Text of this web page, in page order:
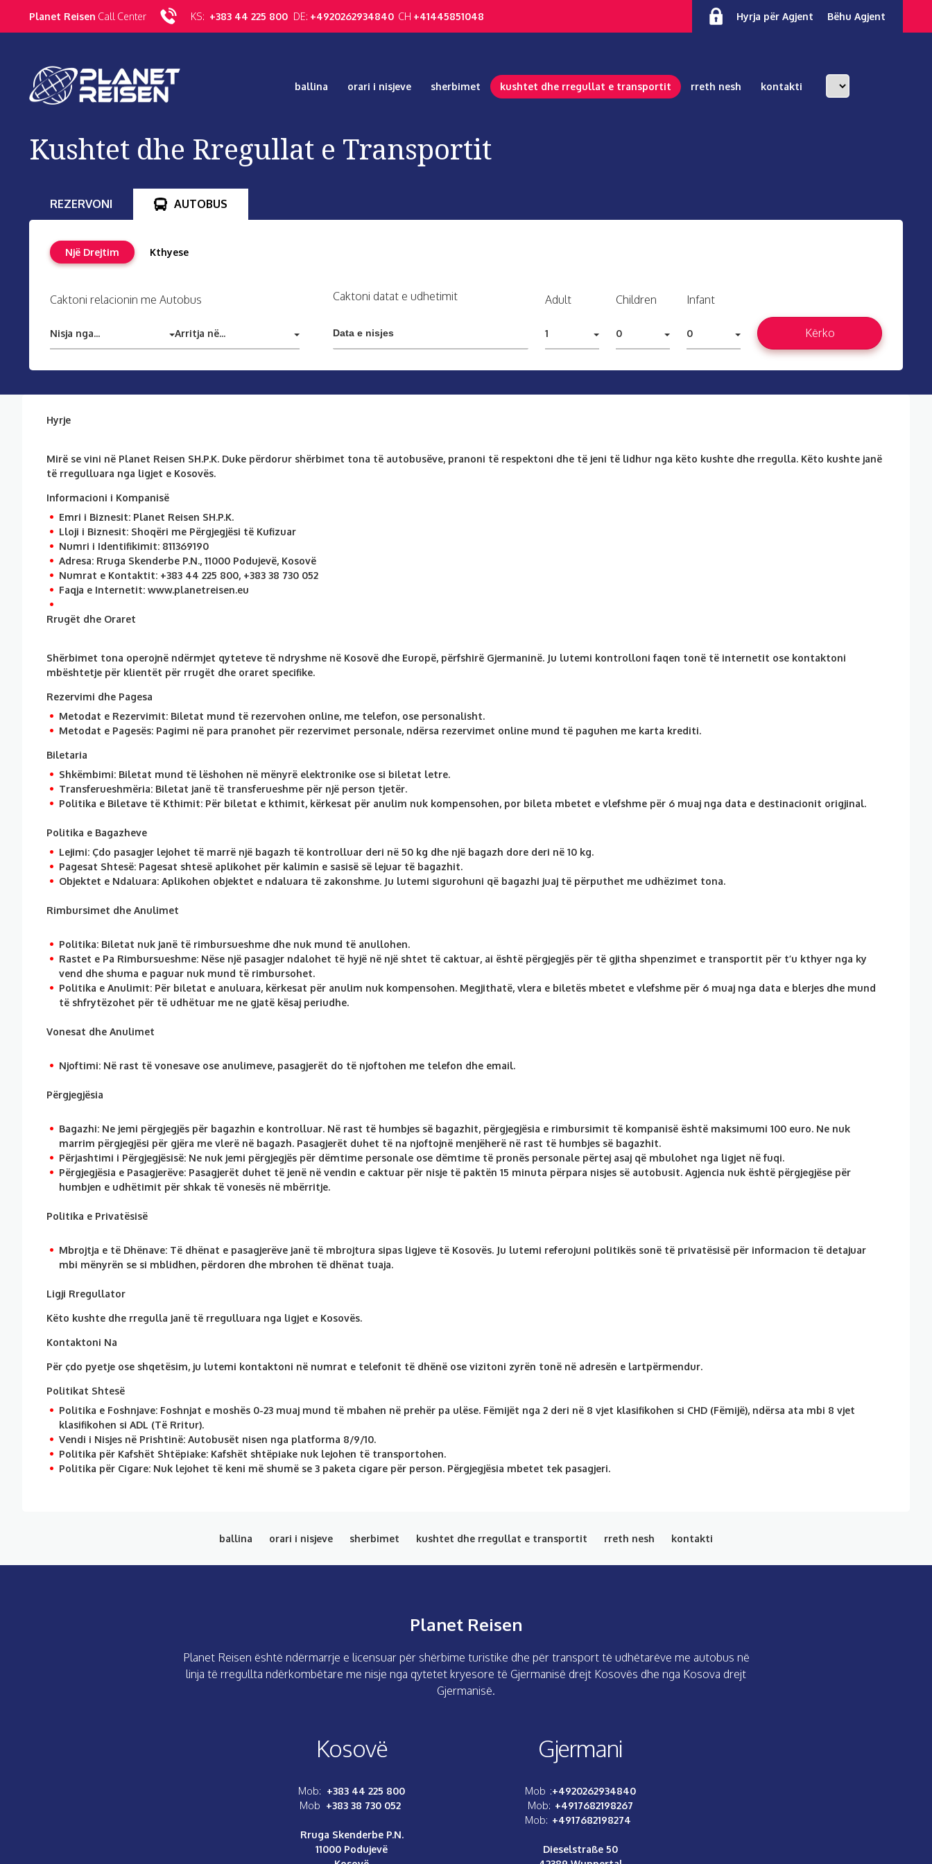
Planet Reisen Call Center KS: +383 44 225 800 DE: +4920262934840 CH +41445851048 Hyrja për Agjent Bëhu Agjent
ballina orari i nisjeve sherbimet kushtet dhe rregullat e transportit rreth nesh kontakti
Kushtet dhe Rregullat e Transportit
REZERVONI AUTOBUS
Një Drejtim Kthyese
Caktoni relacionin me Autobus
Nisja nga... Arritja në...
Caktoni datat e udhetimit Adult
1
Children
0
Infant
0 Kërko
Hyrje
Mirë se vini në Planet Reisen SH.P.K. Duke përdorur shërbimet tona të autobusëve, pranoni të respektoni dhe të jeni të lidhur nga këto kushte dhe rregulla. Këto kushte janë
të rregulluara nga ligjet e Kosovës.
Informacioni i Kompanisë
Emri i Biznesit: Planet Reisen SH.P.K.
Lloji i Biznesit: Shoqëri me Përgjegjësi të Kufizuar
Numri i Identifikimit: 811369190
Adresa: Rruga Skenderbe P.N., 11000 Podujevë, Kosovë
Numrat e Kontaktit: +383 44 225 800, +383 38 730 052
Faqja e Internetit: www.planetreisen.eu
Rrugët dhe Oraret
Shërbimet tona operojnë ndërmjet qyteteve të ndryshme në Kosovë dhe Europë, përfshirë Gjermaninë. Ju lutemi kontrolloni faqen tonë të internetit ose kontaktoni
mbështetje për klientët për rrugët dhe oraret specifike.
Rezervimi dhe Pagesa
Metodat e Rezervimit: Biletat mund të rezervohen online, me telefon, ose personalisht.
Metodat e Pagesës: Pagimi në para pranohet për rezervimet personale, ndërsa rezervimet online mund të paguhen me karta krediti.
Biletaria
Shkëmbimi: Biletat mund të lëshohen në mënyrë elektronike ose si biletat letre.
Transferueshmëria: Biletat janë të transferueshme për një person tjetër.
Politika e Biletave të Kthimit: Për biletat e kthimit, kërkesat për anulim nuk kompensohen, por bileta mbetet e vlefshme për 6 muaj nga data e destinacionit origjinal.
Politika e Bagazheve
Lejimi: Çdo pasagjer lejohet të marrë një bagazh të kontrolluar deri në 50 kg dhe një bagazh dore deri në 10 kg.
Pagesat Shtesë: Pagesat shtesë aplikohet për kalimin e sasisë së lejuar të bagazhit.
Objektet e Ndaluara: Aplikohen objektet e ndaluara të zakonshme. Ju lutemi sigurohuni që bagazhi juaj të përputhet me udhëzimet tona.
Rimbursimet dhe Anulimet
Politika: Biletat nuk janë të rimbursueshme dhe nuk mund të anullohen.
Rastet e Pa Rimbursueshme: Nëse një pasagjer ndalohet të hyjë në një shtet të caktuar, ai është përgjegjës për të gjitha shpenzimet e transportit për t’u kthyer nga ky
vend dhe shuma e paguar nuk mund të rimbursohet.
Politika e Anulimit: Për biletat e anuluara, kërkesat për anulim nuk kompensohen. Megjithatë, vlera e biletës mbetet e vlefshme për 6 muaj nga data e blerjes dhe mund
të shfrytëzohet për të udhëtuar me ne gjatë kësaj periudhe.
Vonesat dhe Anulimet
Njoftimi: Në rast të vonesave ose anulimeve, pasagjerët do të njoftohen me telefon dhe email.
Përgjegjësia
Bagazhi: Ne jemi përgjegjës për bagazhin e kontrolluar. Në rast të humbjes së bagazhit, përgjegjësia e rimbursimit të kompanisë është maksimumi 100 euro. Ne nuk
marrim përgjegjësi për gjëra me vlerë në bagazh. Pasagjerët duhet të na njoftojnë menjëherë në rast të humbjes së bagazhit.
Përjashtimi i Përgjegjësisë: Ne nuk jemi përgjegjës për dëmtime personale ose dëmtime të pronës personale përtej asaj që mbulohet nga ligjet në fuqi.
Përgjegjësia e Pasagjerëve: Pasagjerët duhet të jenë në vendin e caktuar për nisje të paktën 15 minuta përpara nisjes së autobusit. Agjencia nuk është përgjegjëse për
humbjen e udhëtimit për shkak të vonesës në mbërritje.
Politika e Privatësisë
Mbrojtja e të Dhënave: Të dhënat e pasagjerëve janë të mbrojtura sipas ligjeve të Kosovës. Ju lutemi referojuni politikës sonë të privatësisë për informacion të detajuar
mbi mënyrën se si mblidhen, përdoren dhe mbrohen të dhënat tuaja.
Ligji Rregullator
Këto kushte dhe rregulla janë të rregulluara nga ligjet e Kosovës.
Kontaktoni Na
Për çdo pyetje ose shqetësim, ju lutemi kontaktoni në numrat e telefonit të dhënë ose vizitoni zyrën tonë në adresën e lartpërmendur.
Politikat Shtesë
Politika e Foshnjave: Foshnjat e moshës 0-23 muaj mund të mbahen në prehër pa ulëse. Fëmijët nga 2 deri në 8 vjet klasifikohen si CHD (Fëmijë), ndërsa ata mbi 8 vjet
klasifikohen si ADL (Të Rritur).
Vendi i Nisjes në Prishtinë: Autobusët nisen nga platforma 8/9/10.
Politika për Kafshët Shtëpiake: Kafshët shtëpiake nuk lejohen të transportohen.
Politika për Cigare: Nuk lejohet të keni më shumë se 3 paketa cigare për person. Përgjegjësia mbetet tek pasagjeri.
ballina orari i nisjeve sherbimet kushtet dhe rregullat e transportit rreth nesh kontakti
Planet Reisen
Planet Reisen është ndërmarrje e licensuar për shërbime turistike dhe për transport të udhëtarëve me autobus në
linja të rregullta ndërkombëtare me nisje nga qytetet kryesore të Gjermanisë drejt Kosovës dhe nga Kosova drejt
Gjermanisë.
Kosovë
Mob: +383 44 225 800
Mob +383 38 730 052
Rruga Skenderbe P.N.
11000 Podujevë
Gjermani
Mob :+4920262934840
Mob: +4917682198267
Mob: +4917682198274
Dieselstraße 50